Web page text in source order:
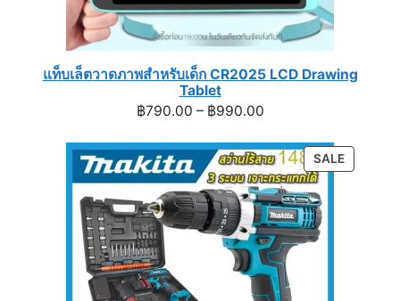
แท็บเล็ตวาดภาพสำหรับเด็ก CR2025 LCD Drawing
Tablet
฿790.00 – ฿990.00Price
฿790.00
through
฿990.00
SALE
ON